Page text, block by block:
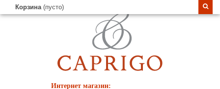
Корзина (пусто)
Интернет магазин: